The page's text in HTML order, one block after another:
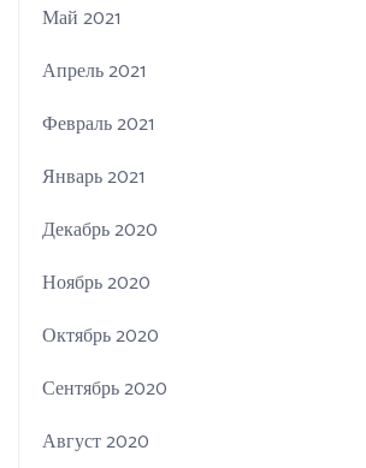
Май 2021
Апрель 2021
Февраль 2021
Январь 2021
Декабрь 2020
Ноябрь 2020
Октябрь 2020
Сентябрь 2020
Август 2020